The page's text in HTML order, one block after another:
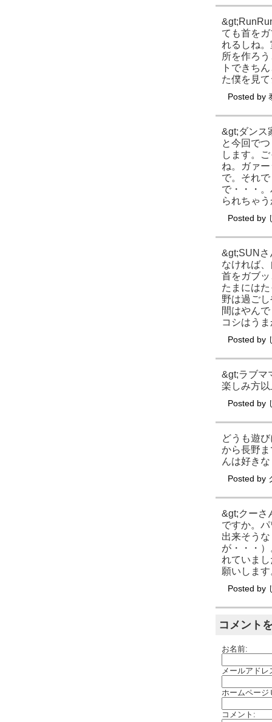
ても首を
れるしね
所を作ろ
トできち
た僕を見
Posted by
&gt;ダンス
と今回で
します。
ね。ガァ
で。それ
で・・・
られちゃ
Posted by
&gt;SUNさ
なければ
首をガブ
たまには
野は過ご
間はやん
コシはう
Posted by
&gt;ラブマ
楽しみ方
Posted by
どうも遊
から長野
んは好き
Posted by
&gt;クーさ
ですか。
出来そう
が・・・
れていま
願いしま
Posted by
コメント
お名前:
メールアド
ホームページ
コメント: